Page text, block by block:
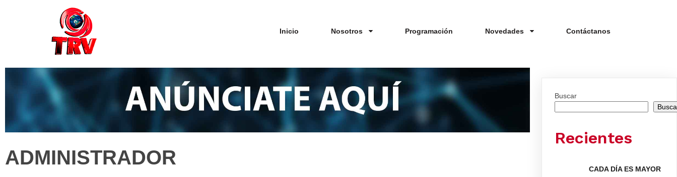
Inicio Nosotros Programación Novedades Contáctanos
ADMINISTRADOR
Buscar
Recientes
CADA DÍA ES MAYOR